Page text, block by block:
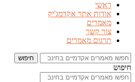
ראשי
אודות אתר אקדמג'יק
מאמרים
צור קשר
תרגום מאמרים
חיפוש
חיפוש